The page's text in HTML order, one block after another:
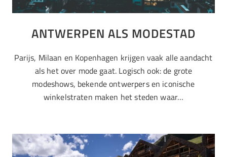
ANTWERPEN ALS MODESTAD
Parijs, Milaan en Kopenhagen krijgen vaak alle aandacht
als het over mode gaat. Logisch ook: de grote
modeshows, bekende ontwerpers en iconische
winkelstraten maken het steden waar…